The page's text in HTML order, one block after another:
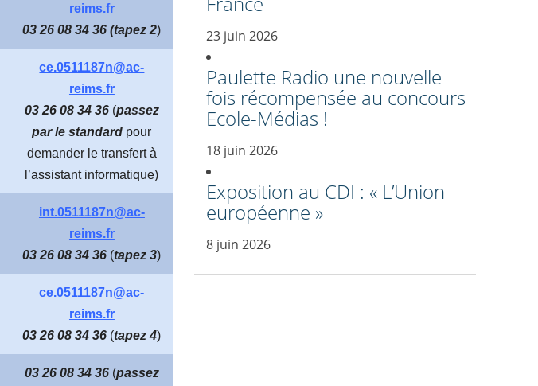
reims.fr
03 26 08 34 36 (tapez 2)
ce.0511187n@ac-
reims.fr
03 26 08 34 36(passez
par le standard pour
demander le transfert à
l’assistant informatique)
int.0511187n@ac-
reims.fr
03 26 08 34 36 (tapez 3)
ce.0511187n@ac-
reims.fr
03 26 08 34 36 (tapez 4)
03 26 08 34 36(passez
23 juin 2026
Paulette Radio une nouvelle
fois récompensée au concours
Ecole-Médias !
18 juin 2026
Exposition au CDI : « L’Union
européenne »
8 juin 2026